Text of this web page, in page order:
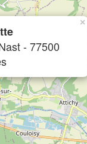
- 77500
×